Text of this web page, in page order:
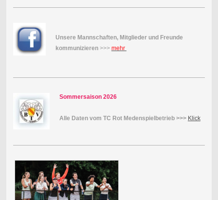
Unsere Mannschaften, Mitglieder und Freunde
kommunizieren>>> mehr
Sommersaison 2026
Alle Daten vom TC Rot Medenspielbetrieb >>> Klick